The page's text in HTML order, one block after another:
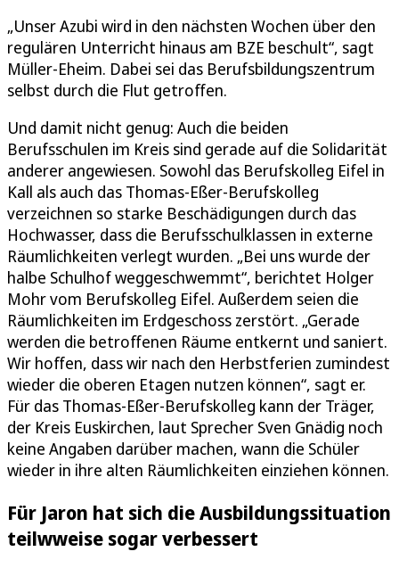
„Unser Azubi wird in den nächsten Wochen über den
regulären Unterricht hinaus am BZE beschult“, sagt
Müller-Eheim. Dabei sei das Berufsbildungszentrum
selbst durch die Flut getroffen.
Und damit nicht genug: Auch die beiden
Berufsschulen im Kreis sind gerade auf die Solidarität
anderer angewiesen. Sowohl das Berufskolleg Eifel in
Kall als auch das Thomas-Eßer-Berufskolleg
verzeichnen so starke Beschädigungen durch das
Hochwasser, dass die Berufsschulklassen in externe
Räumlichkeiten verlegt wurden. „Bei uns wurde der
halbe Schulhof weggeschwemmt“, berichtet Holger
Mohr vom Berufskolleg Eifel. Außerdem seien die
Räumlichkeiten im Erdgeschoss zerstört. „Gerade
werden die betroffenen Räume entkernt und saniert.
Wir hoffen, dass wir nach den Herbstferien zumindest
wieder die oberen Etagen nutzen können“, sagt er.
Für das Thomas-Eßer-Berufskolleg kann der Träger,
der Kreis Euskirchen, laut Sprecher Sven Gnädig noch
keine Angaben darüber machen, wann die Schüler
wieder in ihre alten Räumlichkeiten einziehen können.
Für Jaron hat sich die Ausbildungssituation
teilwweise sogar verbessert